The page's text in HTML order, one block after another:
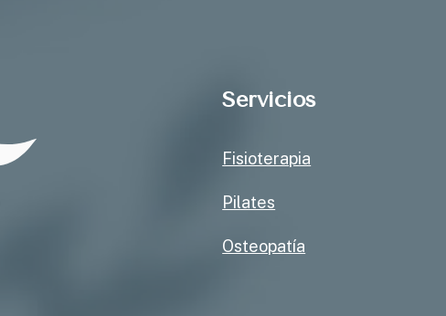
Servicios
Fisioterapia
Pilates
Osteopatía